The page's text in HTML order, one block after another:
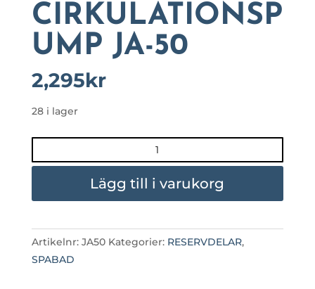
CIRKULATIONSP
UMP JA-50
2,295kr
28 i lager
JA-
mängd
Lägg till i varukorg
Artikelnr: JA50 Kategorier: RESERVDELAR,
SPABAD